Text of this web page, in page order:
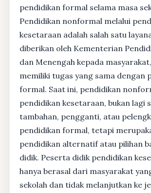
pendidikan formal selama masa
Pendidikan nonformal melalui
kesetaraan adalah salah satu
diberikan oleh Kementerian
dan Menengah kepada
memiliki tugas yang sama dengan
formal. Saat ini, pendidikan
pendidikan kesetaraan, bukan lagi
tambahan, pengganti, atau
pendidikan formal, tetapi
pendidikan alternatif atau pilihan
didik. Peserta didik pendidikan
hanya berasal dari masyarakat
sekolah dan tidak melanjutkan ke